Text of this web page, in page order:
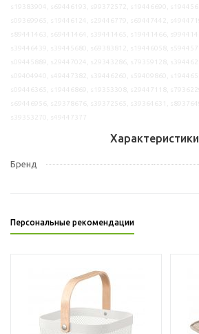
Характеристики
Бренд
Персональные рекомендации